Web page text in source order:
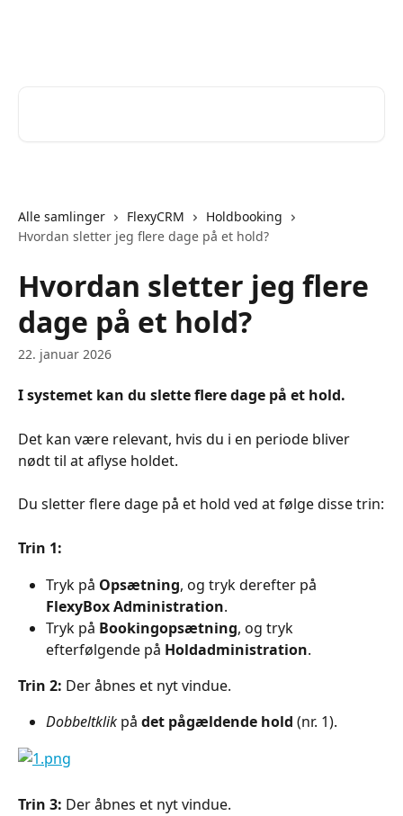
Alle samlinger FlexyCRM
Holdbooking
Hvordan sletter jeg flere dage på et hold?
Hvordan sletter jeg flere
dage på et hold?
22. januar 2026
I systemet kan du slette flere dage på et hold.
Det kan være relevant, hvis du i en periode bliver
nødt til at aflyse holdet.
Du sletter flere dage på et hold ved at følge disse trin:
Trin 1:
Tryk på Opsætning, og tryk derefter på
FlexyBox Administration.
Tryk på Bookingopsætning, og tryk
efterfølgende på Holdadministration.
Trin 2: Der åbnes et nyt vindue.
Dobbeltklik på det pågældende hold (nr. 1).
Trin 3: Der åbnes et nyt vindue.